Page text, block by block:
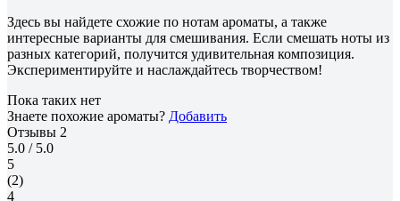
Здесь вы найдете схожие по нотам ароматы, а также
интересные варианты для смешивания. Если смешать ноты из
разных категорий, получится удивительная композиция.
Экспериментируйте и наслаждайтесь творчеством!
Пока таких нет
Знаете похожие ароматы? Добавить
Отзывы 2
5.0 / 5.0
5
(2)
4